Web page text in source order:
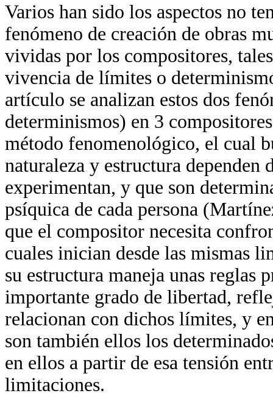
Varios han sido los aspectos no
fenómeno de creación de obras
vividas por los compositores,
vivencia de límites o
artículo se analizan estos dos
determinismos) en 3
método fenomenológico, el cual
naturaleza y estructura dependen
experimentan, y que son
psíquica de cada persona
que el compositor necesita
cuales inician desde las mismas
su estructura maneja unas reglas
importante grado de libertad,
relacionan con dichos límites, y
son también ellos los
en ellos a partir de esa tensión
limitaciones.